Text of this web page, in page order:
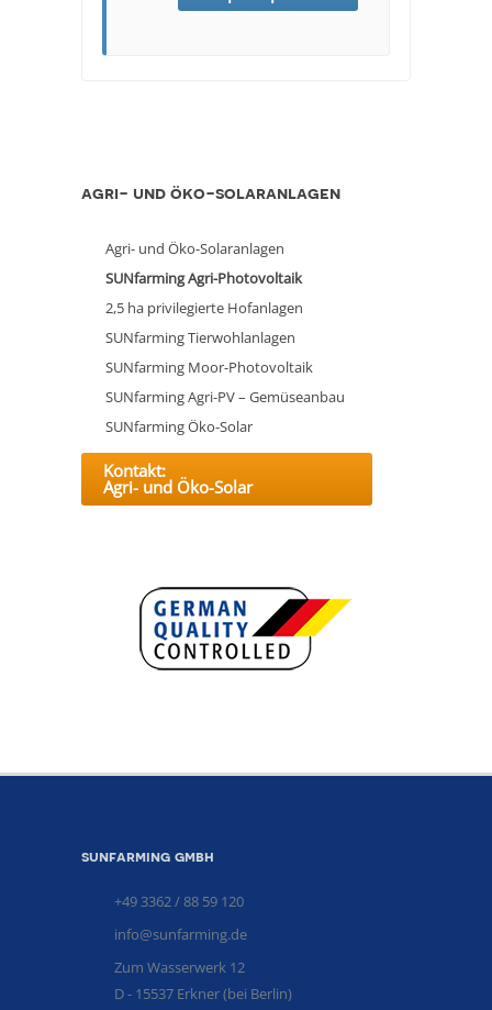
agri- und öko-solaranlagen
Agri- und Öko-Solaranlagen
SUNfarming Agri-Photovoltaik
2,5 ha privilegierte Hofanlagen
SUNfarming Tierwohlanlagen
SUNfarming Moor-Photovoltaik
SUNfarming Agri-PV – Gemüseanbau
SUNfarming Öko-Solar
Kontakt:
Agri- und Öko-Solar
sunfarming gmbh
+49 3362 / 88 59 120
info@sunfarming.de
Zum Wasserwerk 12
D - 15537 Erkner (bei Berlin)